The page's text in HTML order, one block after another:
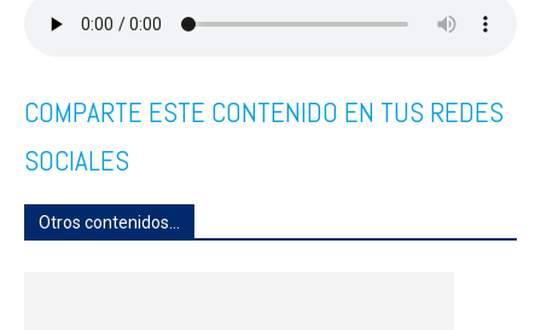
COMPARTE ESTE CONTENIDO EN TUS REDES
SOCIALES
Otros contenidos...